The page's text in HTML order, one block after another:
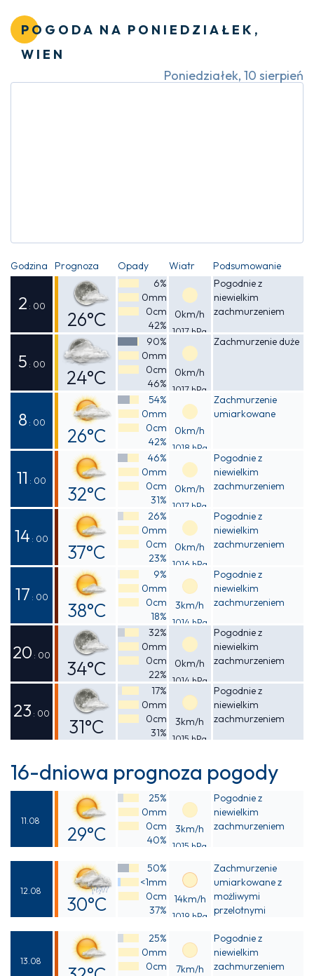
POGODA NA PONIEDZIAŁEK,
WIEN
Poniedziałek, 10 sierpień
Godzina Prognoza Opady Wiatr Podsumowanie
2 : 00
26°C
Odczuwalna
25°C
6%
0mm
0cm
42%
0km/h
1017 hPa
Pogodnie z
niewielkim
zachmurzeniem
5 : 00
24°C
Odczuwalna
24°C
90%
0mm
0cm
46%
0km/h
1017 hPa
Zachmurzenie duże
8 : 00
26°C
Odczuwalna
26°C
54%
0mm
0cm
42%
0km/h
1018 hPa
Zachmurzenie
umiarkowane
11 : 00
32°C
Odczuwalna
31°C
46%
0mm
0cm
31%
0km/h
1017 hPa
Pogodnie z
niewielkim
zachmurzeniem
14 : 00
37°C
Odczuwalna
36°C
26%
0mm
0cm
23%
0km/h
1016 hPa
Pogodnie z
niewielkim
zachmurzeniem
17 : 00
38°C
Odczuwalna
36°C
9%
0mm
0cm
18%
3km/h
1014 hPa
Pogodnie z
niewielkim
zachmurzeniem
20 : 00
34°C
Odczuwalna
32°C
32%
0mm
0cm
22%
0km/h
1014 hPa
Pogodnie z
niewielkim
zachmurzeniem
23 : 00
31°C
17%
0mm
0cm
31%
3km/h
1015 hPa
Pogodnie z
niewielkim
zachmurzeniem
16-dniowa prognoza pogody
11.08
29°C
29°C
25%
0mm
0cm
40%
3km/h
1015 hPa
Pogodnie z
niewielkim
zachmurzeniem
12.08
30°C
29°C
50%
<1mm
0cm
37%
14km/h
1019 hPa
Zachmurzenie
umiarkowane z
możliwymi
przelotnymi
13.08
25%
0mm
0cm
7km/h
Pogodnie z
niewielkim
zachmurzeniem